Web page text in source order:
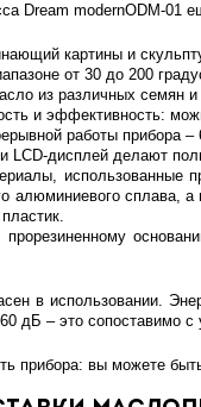
Dream modernODM-01
картины и
от 30 до 200
из различных семян
и эффективность:
работы прибора
LCD-дисплей делают
использованные
алюминиевого
прорезиненному
в использовании.
дБ – это сопоставимо
прибора: вы можете